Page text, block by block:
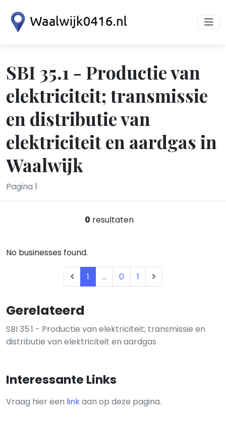
SBI 35.1 - Productie van
elektriciteit; transmissie
en distributie van
elektriciteit en aardgas in
Waalwijk
Pagina 1
Gerelateerd
SBI 35.1 - Productie van elektriciteit; transmissie en
distributie van elektriciteit en aardgas
Interessante Links
Vraag hier een linkaan op deze pagina.
0 resultaten
No businesses found.
1 ... 0 1